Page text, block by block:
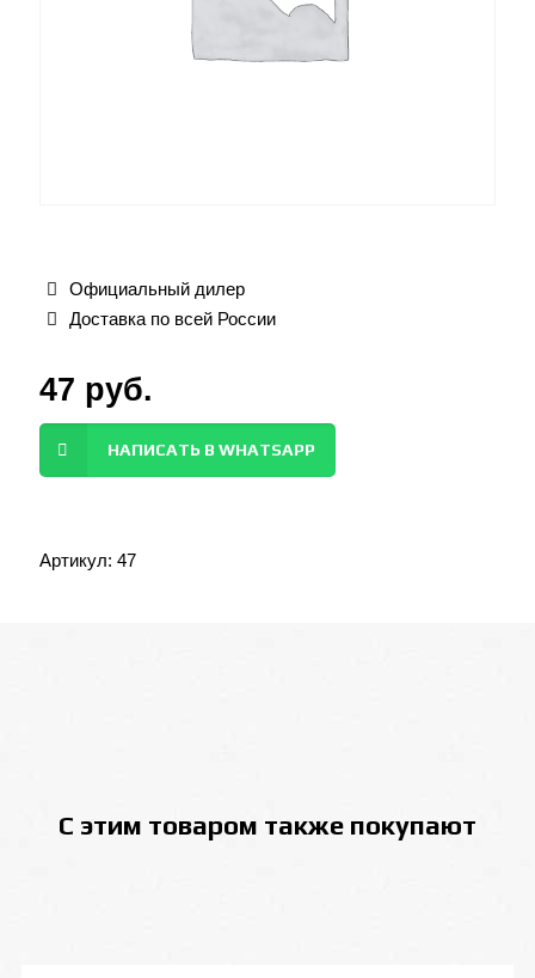
Официальный дилер
Доставка по всей России
47 руб.
НАПИСАТЬ В WHATSAPP
Артикул: 47
С этим товаром также покупают